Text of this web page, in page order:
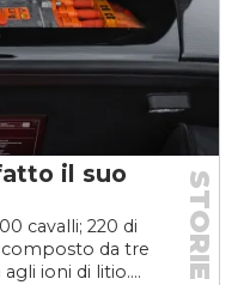
il suo
cavalli; 220 di
composto da tre
ioni di litio....
STORIE